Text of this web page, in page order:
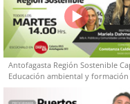
Antofagasta Región Sostenible
Educación ambiental y formación
capacidades técnicas